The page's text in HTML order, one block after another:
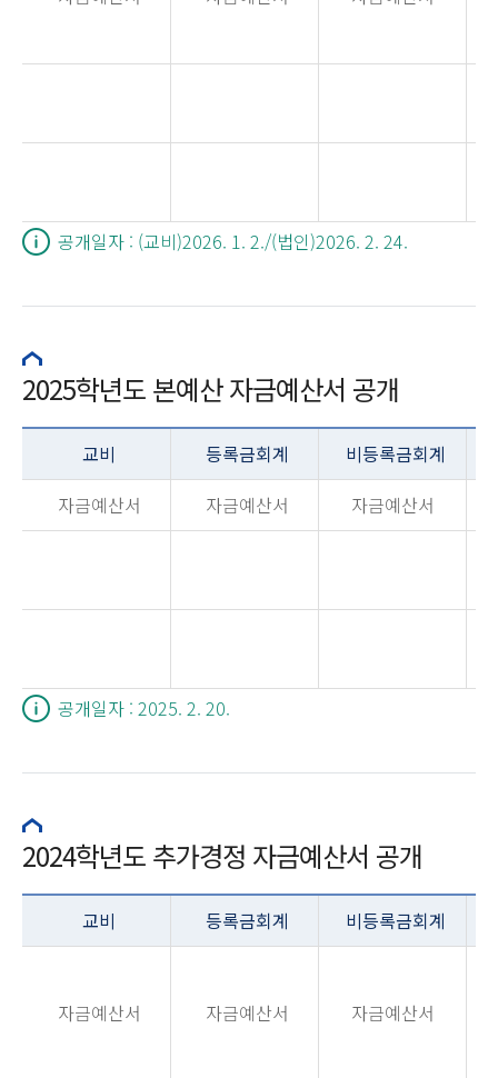
공개일자 : (교비)2026. 1. 2./(법인)2026. 2. 24.
2025학년도 본예산 자금예산서 공개
교비 등록금회계
비등록금회계
자금예산서
자금예산서 자금예산서
공개일자 : 2025. 2. 20.
2024학년도 추가경정 자금예산서 공개
교비 등록금회계 비등록금회계
자금예산서 자금예산서 자금예산서